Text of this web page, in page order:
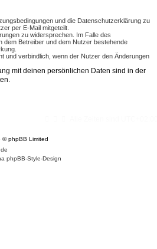
und die Datenschutzerklärung zu
per E-Mail mitgeteilt.
zu widersprechen. Im Falle des
Betreiber und dem Nutzer bestehende
und verbindlich, wenn der Nutzer den Änderungen
mit deinen persönlichen Daten sind in der
© phpBB Limited
phpBB-Style-Design